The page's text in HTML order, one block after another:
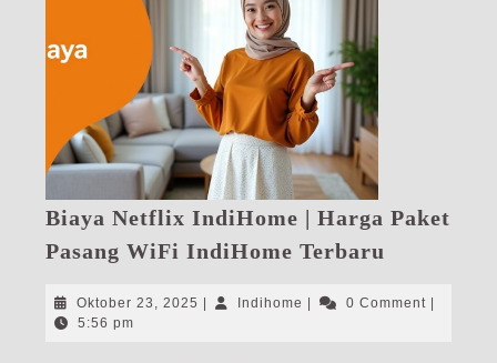
Biaya Netflix IndiHome | Harga Paket
Pasang WiFi IndiHome Terbaru
IndiHome
Oktober 23, 2025 OktoberIndihome Indihome0 Comment
5:56 pm